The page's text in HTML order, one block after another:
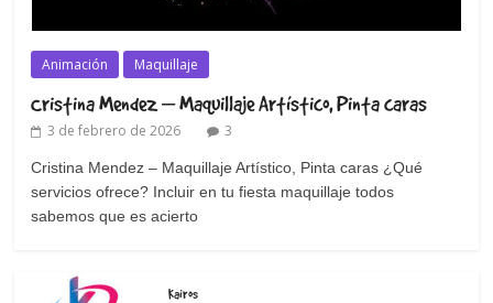
Animación Maquillaje
Cristina Mendez – Maquillaje Artístico, Pinta caras
3 de febrero de 2026 3
Cristina Mendez – Maquillaje Artístico, Pinta caras ¿Qué
servicios ofrece? Incluir en tu fiesta maquillaje todos
sabemos que es acierto
Kairos